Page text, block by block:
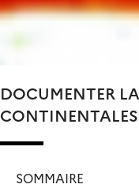
DOCUMENTER
CONTINENTALES
SOMMAIRE